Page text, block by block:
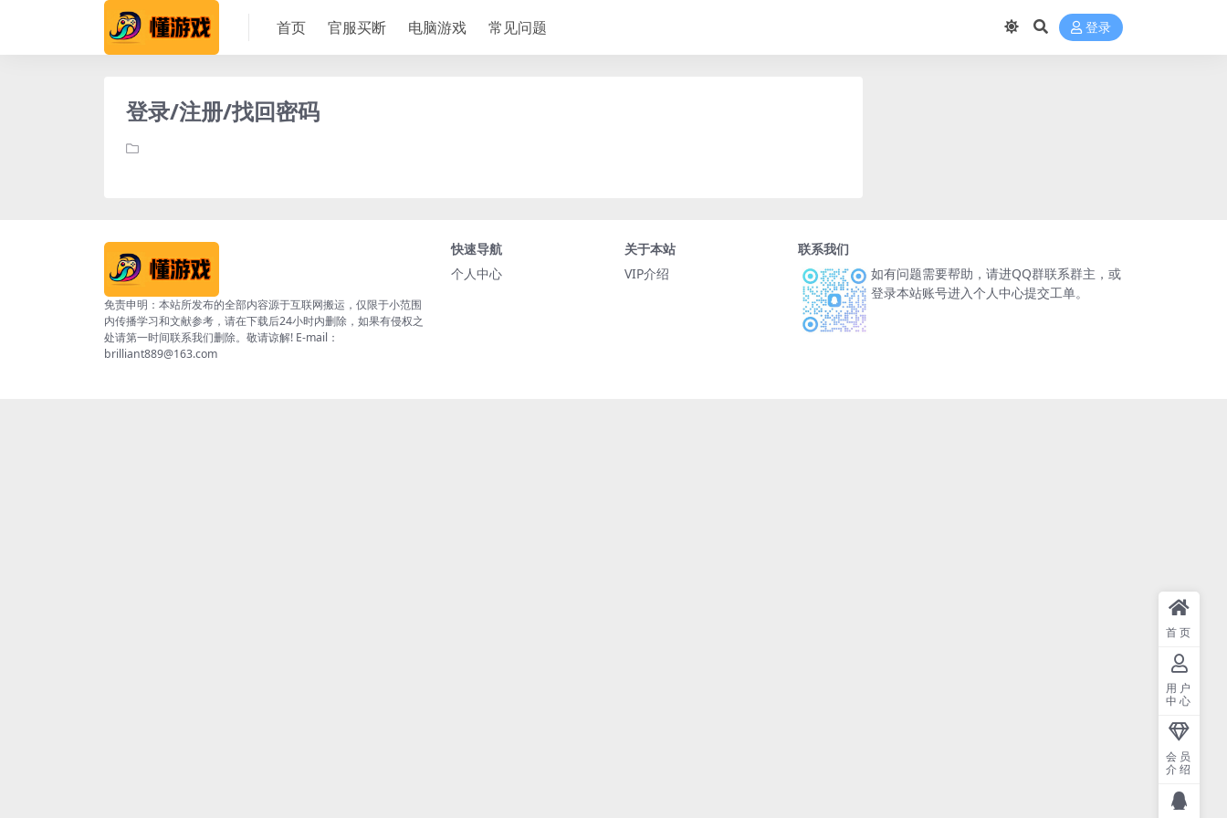
首页 官服买断 电脑游戏 常见问题 登录
登录/注册/找回密码
免责申明：本站所发布的全部内容源于互联网搬运，仅限于小范围
内传播学习和文献参考，请在下载后24小时内删除，如果有侵权之
处请第一时间联系我们删除。敬请谅解! E-mail：
brilliant889@163.com
快速导航
个人中心
关于本站
VIP介绍
联系我们
如有问题需要帮助，请进QQ群联系群主，或
登录本站账号进入个人中心提交工单。
首页
用户
中心
会员
介绍